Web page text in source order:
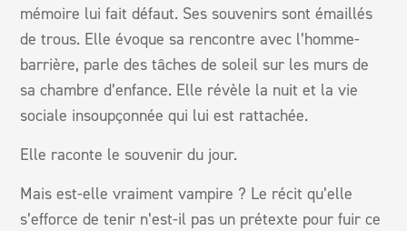
mémoire lui fait défaut. Ses souvenirs sont émaillés
de trous. Elle évoque sa rencontre avec l’homme-
barrière, parle des tâches de soleil sur les murs de
sa chambre d’enfance. Elle révèle la nuit et la vie
sociale insoupçonnée qui lui est rattachée.
Elle raconte le souvenir du jour.
Mais est-elle vraiment vampire ? Le récit qu’elle
s’efforce de tenir n’est-il pas un prétexte pour fuir ce